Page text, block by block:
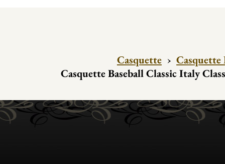
Casquette › Casquette
Casquette Baseball Classic Italy